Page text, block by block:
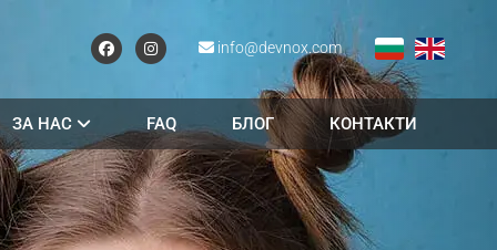
info@devnox.com
ЗА НАС FAQ БЛОГ КОНТАКТИ